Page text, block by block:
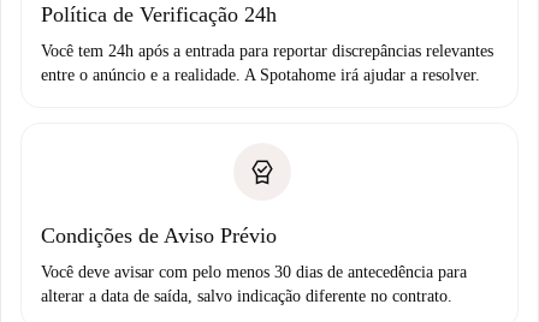
Política de Verificação 24h
Você tem 24h após a entrada para reportar discrepâncias relevantes
entre o anúncio e a realidade. A Spotahome irá ajudar a resolver.
Condições de Aviso Prévio
Você deve avisar com pelo menos 30 dias de antecedência para
alterar a data de saída, salvo indicação diferente no contrato.